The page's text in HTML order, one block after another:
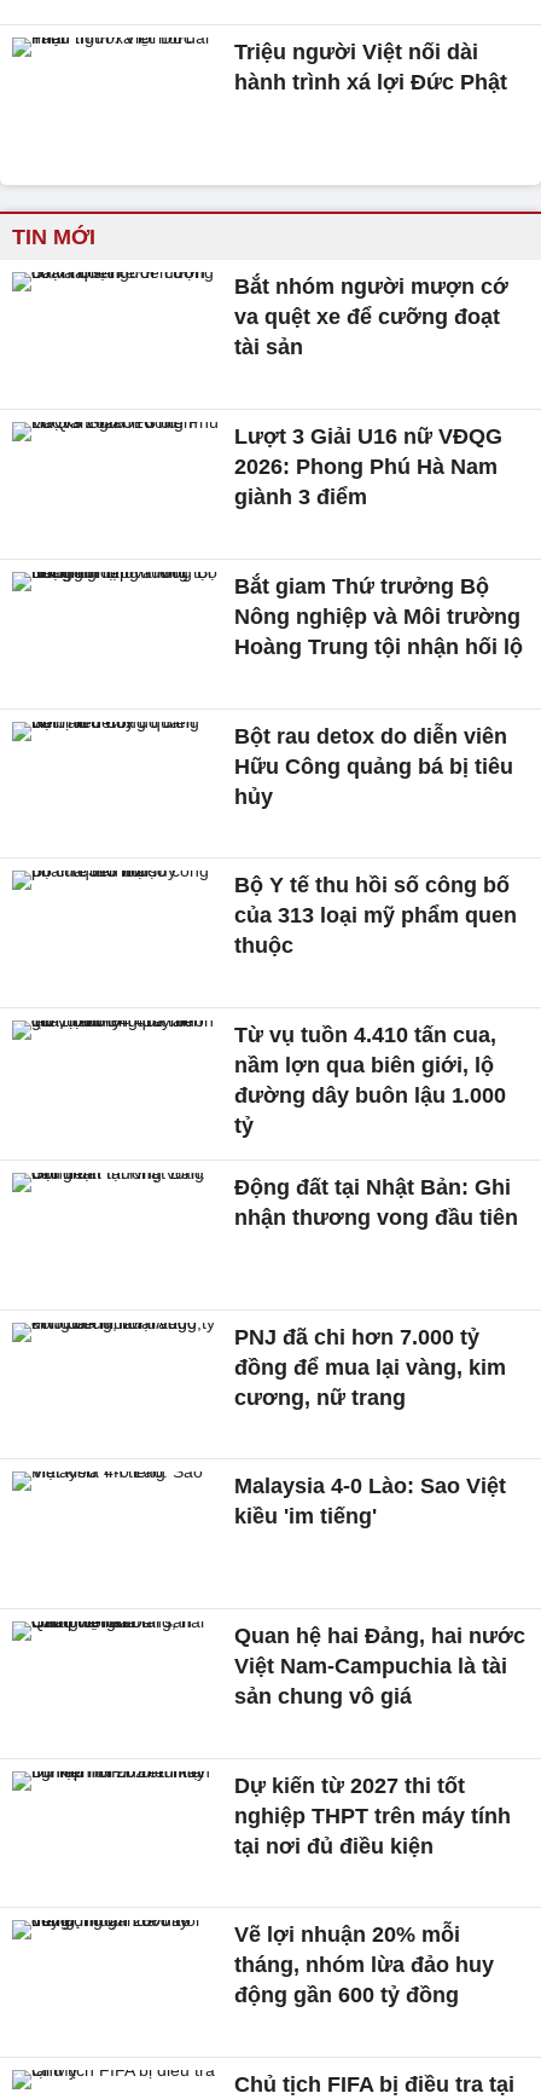
Triệu người Việt nối dài
hành trình xá lợi Đức Phật
TIN MỚI
Bắt nhóm người mượn cớ
va quệt xe để cưỡng đoạt
tài sản
Lượt 3 Giải U16 nữ VĐQG
2026: Phong Phú Hà Nam
giành 3 điểm
Bắt giam Thứ trưởng Bộ
Nông nghiệp và Môi trường
Hoàng Trung tội nhận hối lộ
Bột rau detox do diễn viên
Hữu Công quảng bá bị tiêu
hủy
Bộ Y tế thu hồi số công bố
của 313 loại mỹ phẩm quen
thuộc
Từ vụ tuồn 4.410 tấn cua,
nầm lợn qua biên giới, lộ
đường dây buôn lậu 1.000
tỷ
Động đất tại Nhật Bản: Ghi
nhận thương vong đầu tiên
PNJ đã chi hơn 7.000 tỷ
đồng để mua lại vàng, kim
cương, nữ trang
Malaysia 4-0 Lào: Sao Việt
kiều 'im tiếng'
Quan hệ hai Đảng, hai nước
Việt Nam-Campuchia là tài
sản chung vô giá ​
Dự kiến từ 2027 thi tốt
nghiệp THPT trên máy tính
tại nơi đủ điều kiện
Vẽ lợi nhuận 20% mỗi
tháng, nhóm lừa đảo huy
động gần 600 tỷ đồng
Chủ tịch FIFA bị điều tra tại